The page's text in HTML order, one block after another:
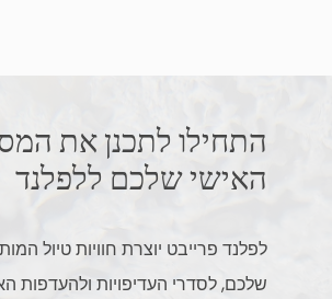
התחילו לתכנן את
האישי שלכם ללפלנד
לפלנד פרייבט יוצרת חוויות טיול
שלכם, לסדרי העדיפויות ולהעדפות